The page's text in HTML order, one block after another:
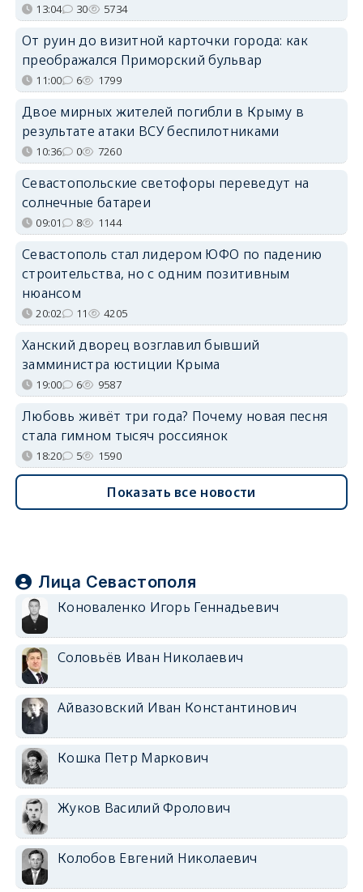
13:04 30 5734
От руин до визитной карточки города: как
преображался Приморский бульвар
11:00 6 1799
Двое мирных жителей погибли в Крыму в
результате атаки ВСУ беспилотниками
10:36 0 7260
Севастопольские светофоры переведут на
солнечные батареи
09:01 8 1144
Севастополь стал лидером ЮФО по падению
строительства, но с одним позитивным
нюансом
20:02 11 4205
Ханский дворец возглавил бывший
замминистра юстиции Крыма
19:00 6 9587
Любовь живёт три года? Почему новая песня
стала гимном тысяч россиянок
18:20 5 1590
Показать все новости
Лица Севастополя
Коноваленко Игорь Геннадьевич
Соловьёв Иван Николаевич
Айвазовский Иван Константинович
Кошка Петр Маркович
Жуков Василий Фролович
Колобов Евгений Николаевич